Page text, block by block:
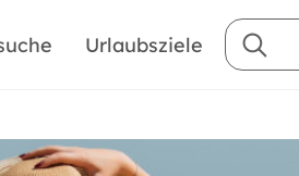
Urlaubsziele